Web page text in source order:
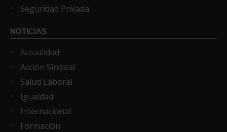
Seguridad Privada
NOTICIAS
Actualidad
Acción Sindical
Salud Laboral
Igualdad
Internacional
Formación